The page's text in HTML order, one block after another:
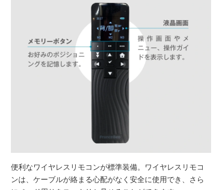
便利なワイヤレスリモコンが標準装備。ワイヤレスリモコ
ンは、ケーブルが絡まる心配がなく安全に使用でき、さら